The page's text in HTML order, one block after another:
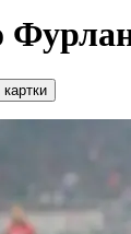
картки